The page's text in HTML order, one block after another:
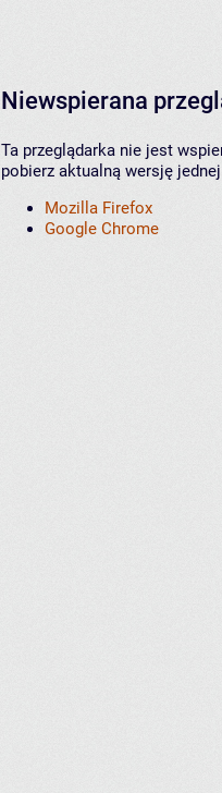
Niewspierana
Ta przeglądarka nie jest
pobierz aktualną wersję
Mozilla Firefox
Google Chrome